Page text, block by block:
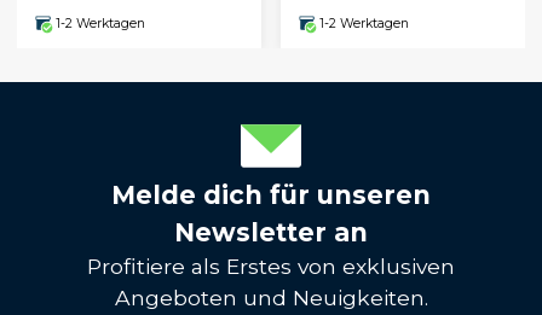
1-2 Werktagen 1-2 Werktagen
Melde dich für unseren
Newsletter an
Profitiere als Erstes von exklusiven
Angeboten und Neuigkeiten.